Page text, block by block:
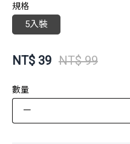
規格
5入裝
NT$39 NT$ 99
數量
－